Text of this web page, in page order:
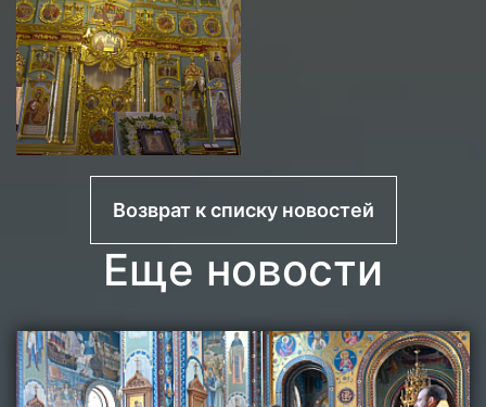
Возврат к списку новостей
Еще новости